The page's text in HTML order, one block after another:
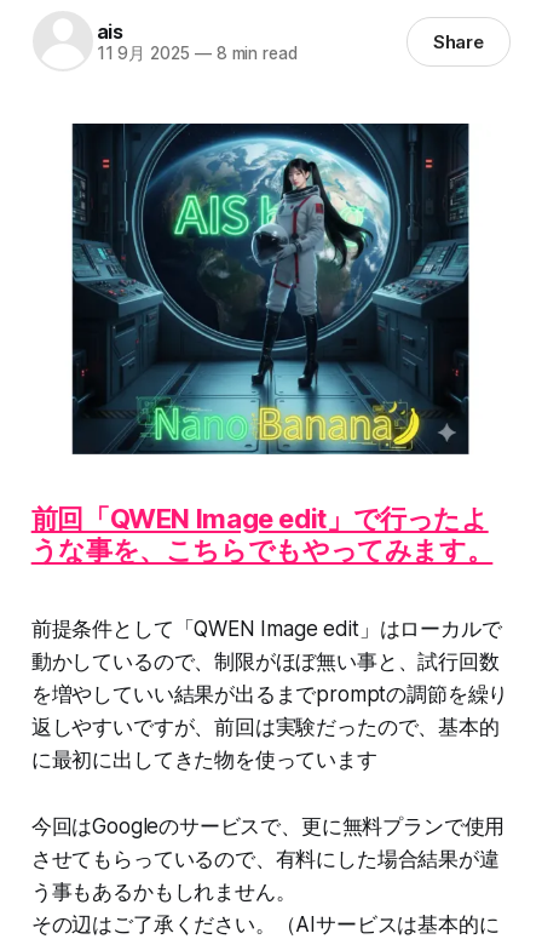
ais
11 9月 2025 —8 min read Share
前回「QWEN Image edit」で行ったよ
うな事を、こちらでもやってみます。
前提条件として「QWEN Image edit」はローカルで
動かしているので、制限がほぼ無い事と、試行回数
を増やしていい結果が出るまでpromptの調節を繰り
返しやすいですが、前回は実験だったので、基本的
に最初に出してきた物を使っています
今回はGoogleのサービスで、更に無料プランで使用
させてもらっているので、有料にした場合結果が違
う事もあるかもしれません。
その辺はご了承ください。（AIサービスは基本的に